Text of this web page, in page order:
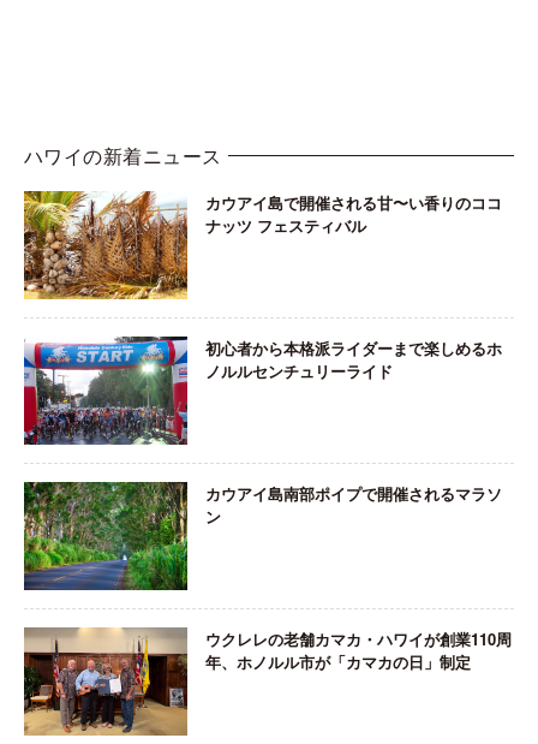
ハワイの新着ニュース
カウアイ島で開催される甘〜い香りのココ
ナッツ フェスティバル
初心者から本格派ライダーまで楽しめるホ
ノルルセンチュリーライド
カウアイ島南部ポイプで開催されるマラソ
ン
ウクレレの老舗カマカ・ハワイが創業110周
年、ホノルル市が「カマカの日」制定